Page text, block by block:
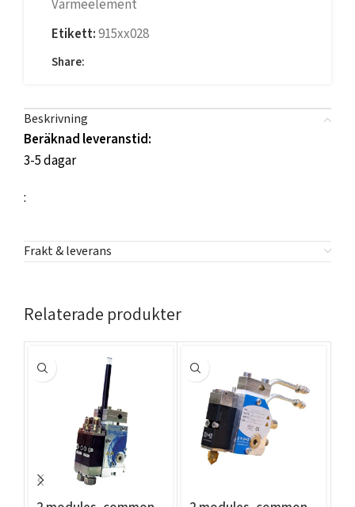
Värmeelement
Etikett:915xx028
Share:
Beskrivning
Beräknad leveranstid:
3-5 dagar
:
Frakt & leverans
Relaterade produkter